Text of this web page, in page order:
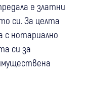
е златни
си. За целта
с нотариално
си за